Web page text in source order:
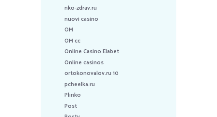
nko-zdrav.ru
nuovi casino
OM
OM cc
Online Casino Elabet
Online casinos
ortokonovalov.ru 10
pcheelka.ru
Plinko
Post